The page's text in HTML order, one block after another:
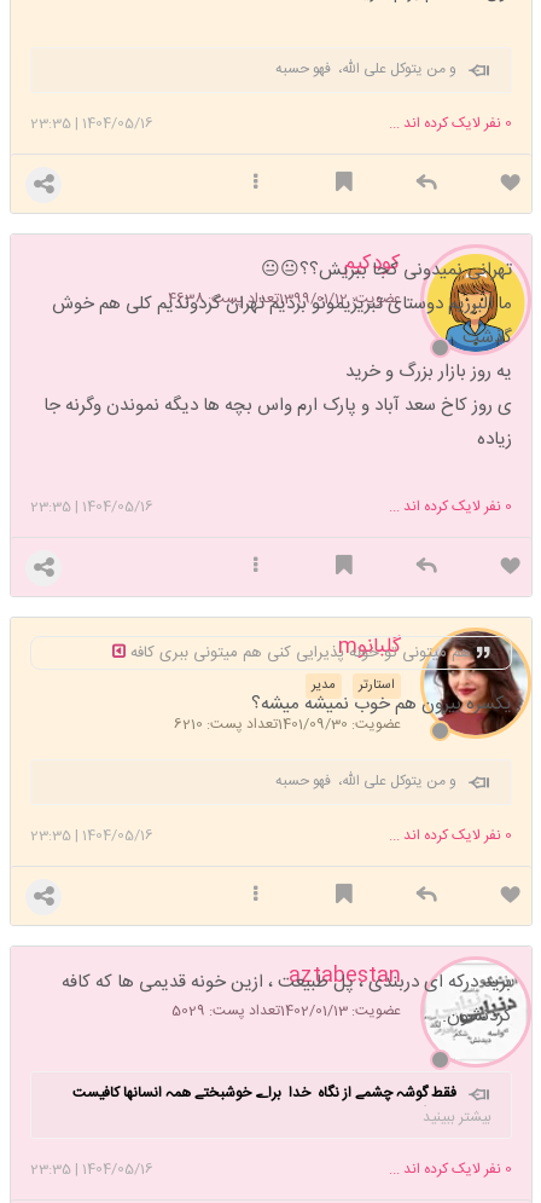
و من یتوکل علی الله، فهو حسبه
1404/05/16
|
23:35 0 نفر لایک کرده اند ...
کودکیم
عضویت: 1399/01/12 تعداد پست: 4638
تهرانی نمیدونی کجا ببریش؟؟😐😐
ما البرزیم دوستای تبریزیمونو بردیم تهران گردوندیم کلی هم خوش
گذشت .
یه روز بازار بزرگ و خرید
ی روز کاخ سعد آباد و پارک ارم واس بچه ها دیگه نموندن وگرنه جا
زیاده
1404/05/16
|
23:35 0 نفر لایک کرده اند ...
گلبانوm
مدیر استارتر
عضویت: 1401/09/30 تعداد پست: 6210
هم میتونی تو خونه پذیرایی کنی هم میتونی ببری کافه
یکسره بیرون هم خوب نمیشه میشه؟
و من یتوکل علی الله، فهو حسبه
1404/05/16
|
23:35 0 نفر لایک کرده اند ...
aztabestan
عضویت: 1402/01/13 تعداد پست: 5029
برید درکه ای دربندی ، پل طبیعت ، ازین خونه قدیمی ها که کافه
کردنشون.
فقط گوشہ چشمے از نگاه خدا براے خوشبختے ھمہ انسانها کافیست
این نگاه را برایتان آرزو میکنم .🤲بیشتر ببینید
1404/05/16
|
23:35 0 نفر لایک کرده اند ...